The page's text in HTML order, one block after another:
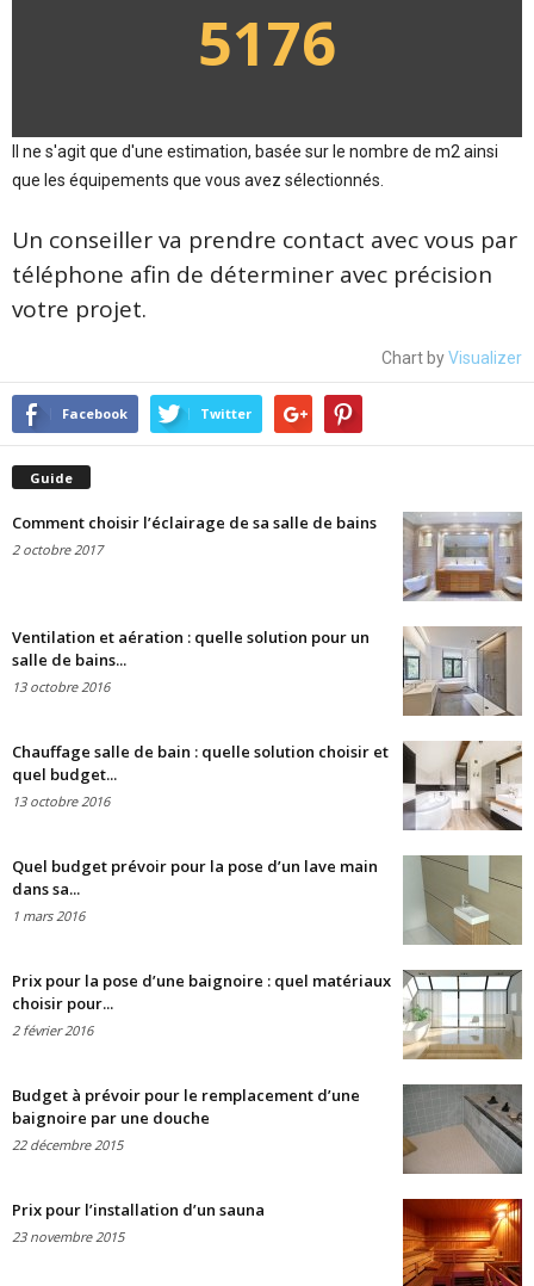
5176
Il ne s'agit que d'une estimation, basée sur le nombre de m2 ainsi
que les équipements que vous avez sélectionnés.
Un conseiller va prendre contact avec vous par
téléphone afin de déterminer avec précision
votre projet.
Chart byVisualizer
Facebook Twitter
Guide
Comment choisir l’éclairage de sa salle de bains
2 octobre 2017
Ventilation et aération : quelle solution pour un
salle de bains...
13 octobre 2016
Chauffage salle de bain : quelle solution choisir et
quel budget...
13 octobre 2016
Quel budget prévoir pour la pose d’un lave main
dans sa...
1 mars 2016
Prix pour la pose d’une baignoire : quel matériaux
choisir pour...
2 février 2016
Budget à prévoir pour le remplacement d’une
baignoire par une douche
22 décembre 2015
Prix pour l’installation d’un sauna
23 novembre 2015